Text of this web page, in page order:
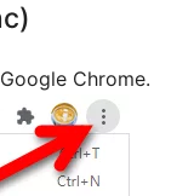
Chrome.